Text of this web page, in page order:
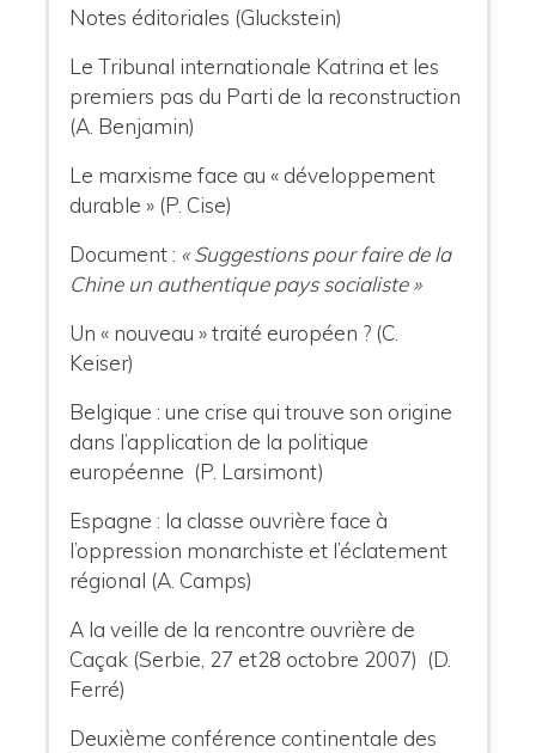
Notes éditoriales (Gluckstein)
Le Tribunal internationale Katrina et les
premiers pas du Parti de la reconstruction
(A. Benjamin)
Le marxisme face au « développement
durable » (P. Cise)
Document : « Suggestions pour faire de la
Chine un authentique pays socialiste »
Un « nouveau » traité européen ? (C.
Keiser)
Belgique : une crise qui trouve son origine
dans l’application de la politique
européenne (P. Larsimont)
Espagne : la classe ouvrière face à
l’oppression monarchiste et l’éclatement
régional (A. Camps)
A la veille de la rencontre ouvrière de
Caçak (Serbie, 27 et28 octobre 2007) (D.
Ferré)
Deuxième conférence continentale des